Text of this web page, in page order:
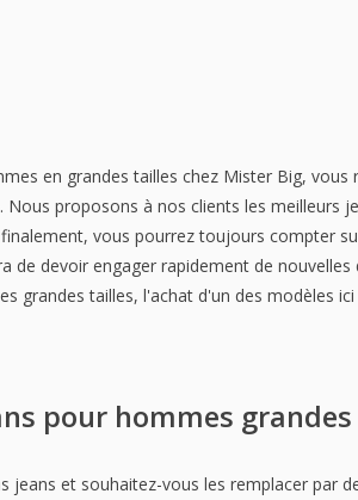
en grandes tailles chez Mister Big, vous
proposons à nos clients les meilleurs
vous pourrez toujours compter
devoir engager rapidement de
grandes tailles, l'achat d'un des modèles
pour hommes
et souhaitez-vous les remplacer par